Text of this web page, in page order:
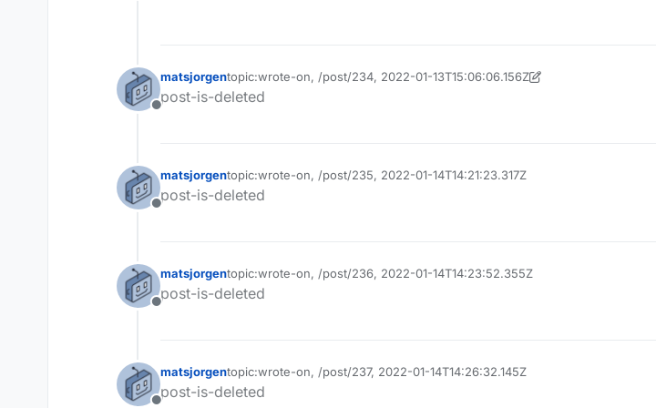
Frakoblet
matsjorgentopic:wrote-on, /post/234, 2022-01-13T15:06:06.156Z
Sist endret av matsjorgen
post-is-deleted
Frakoblet
matsjorgentopic:wrote-on, /post/235, 2022-01-14T14:21:23.317Z
Sist endret av
post-is-deleted
Frakoblet
matsjorgentopic:wrote-on, /post/236, 2022-01-14T14:23:52.355Z
Sist endret av
post-is-deleted
matsjorgentopic:wrote-on, /post/237, 2022-01-14T14:26:32.145Z
Sist endret av
post-is-deleted